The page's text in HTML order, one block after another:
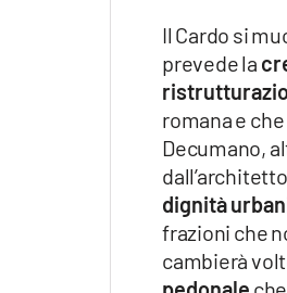
Il Cardo si
prevede la
romana e
Decumano,
dignità
frazioni che
cambierà